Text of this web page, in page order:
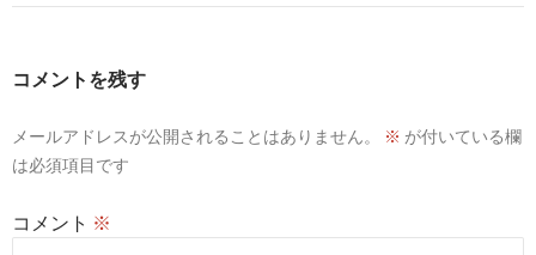
ゲ
ョ
コメントを残す
メールアドレスが公開されることはありません。 ※ が付いている欄
は必須項目です
コメント ※